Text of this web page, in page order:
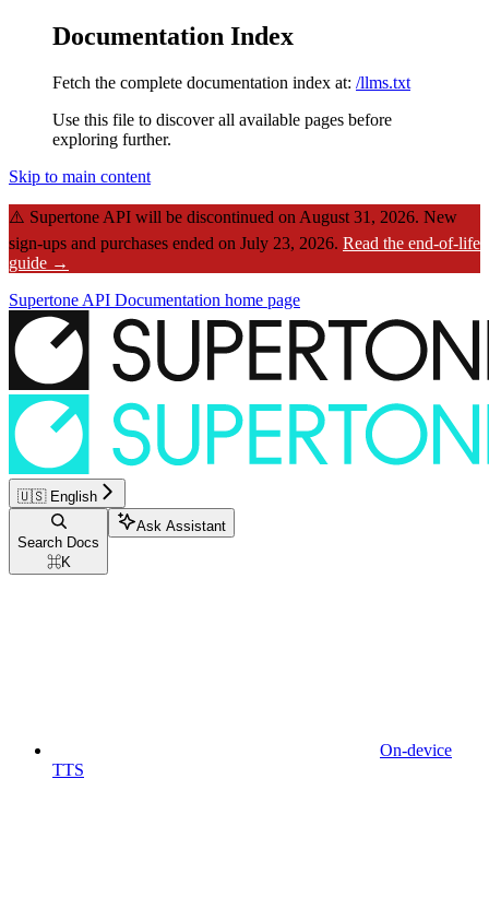
Documentation Index
Fetch the complete documentation index at: /llms.txt
Use this file to discover all available pages before
exploring further.
Skip to main content
⚠️ Supertone API will be discontinued on August 31, 2026. New
sign-ups and purchases ended on July 23, 2026. Read the end-of-life
guide →
Supertone API Documentation home page
🇺🇸 English
Search Docs
⌘K
Ask Assistant
On-device
TTS